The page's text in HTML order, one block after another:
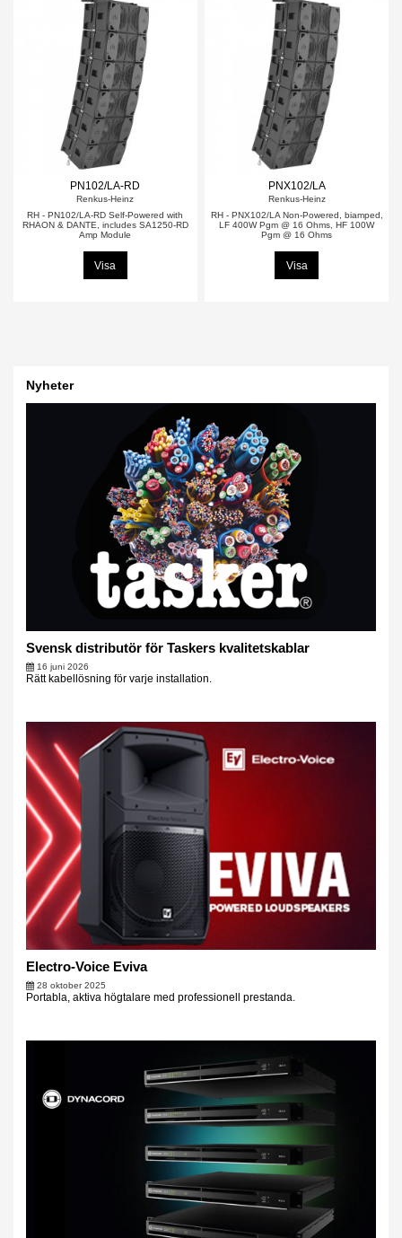
PN102/LA-RD
Renkus-Heinz
RH - PN102/LA-RD Self-Powered with
RHAON & DANTE, includes SA1250-RD
Amp Module
Visa
PNX102/LA
Renkus-Heinz
RH - PNX102/LA Non-Powered, biamped,
LF 400W Pgm @ 16 Ohms, HF 100W
Pgm @ 16 Ohms
Visa
Nyheter
Svensk distributör för Taskers kvalitetskablar
16 juni 2026
Rätt kabellösning för varje installation.
Electro-Voice Eviva
28 oktober 2025
Portabla, aktiva högtalare med professionell prestanda.